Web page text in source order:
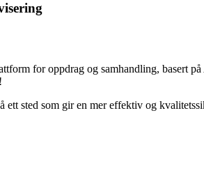
for oppdrag og samhandling, basert
ett sted som gir en mer effektiv og